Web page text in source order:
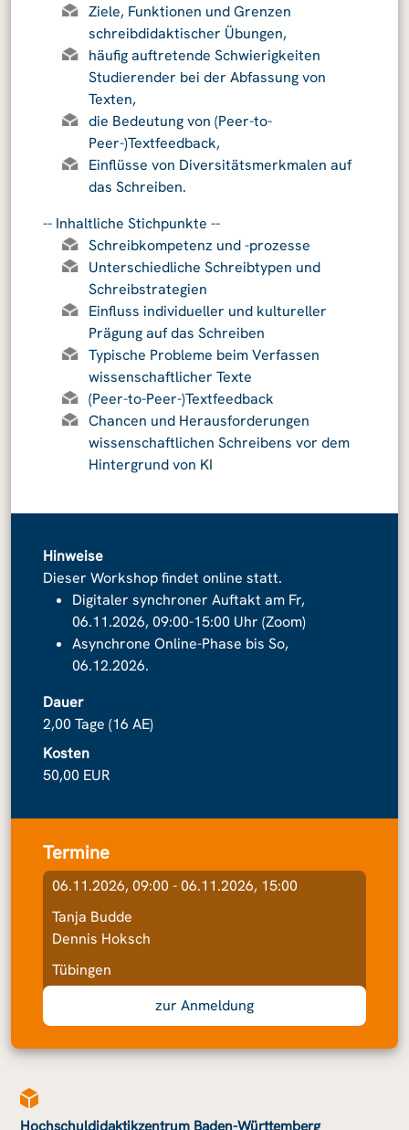
Ziele, Funktionen und Grenzen
schreibdidaktischer Übungen,
häufig auftretende Schwierigkeiten
Studierender bei der Abfassung von
Texten,
die Bedeutung von (Peer-to-
Peer-)Textfeedback,
Einflüsse von Diversitätsmerkmalen auf
das Schreiben.
-- Inhaltliche Stichpunkte --
Schreibkompetenz und -prozesse
Unterschiedliche Schreibtypen und
Schreibstrategien
Einfluss individueller und kultureller
Prägung auf das Schreiben
Typische Probleme beim Verfassen
wissenschaftlicher Texte
(Peer-to-Peer-)Textfeedback
Chancen und Herausforderungen
wissenschaftlichen Schreibens vor dem
Hintergrund von KI
Hinweise
Dieser Workshop findet online statt.
Digitaler synchroner Auftakt am Fr,
06.11.2026, 09:00-15:00 Uhr (Zoom)
Asynchrone Online-Phase bis So,
06.12.2026.
Dauer
2,00 Tage (16 AE)
Kosten
50,00 EUR
Termine
06.11.2026, 09:00 - 06.11.2026, 15:00
Tanja Budde
Dennis Hoksch
Tübingen
zur Anmeldung
Hochschuldidaktikzentrum Baden-Württemberg